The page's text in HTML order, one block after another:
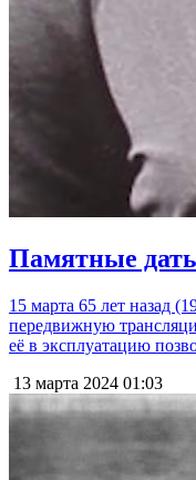
Памятные
15 марта 65 лет назад
передвижную
её в эксплуатацию
13 марта 2024 01:03